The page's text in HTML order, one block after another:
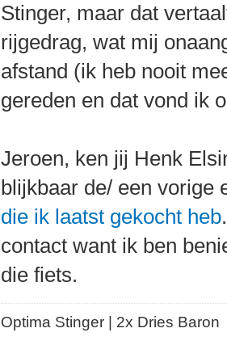
Stinger, maar dat
rijgedrag, wat mij
afstand (ik heb nooit
gereden en dat vond ik
Jeroen, ken jij Henk
blijkbaar de/ een vorige
die ik laatst gekocht heb
contact want ik ben
die fiets.
Optima Stinger | 2x Dries Baron